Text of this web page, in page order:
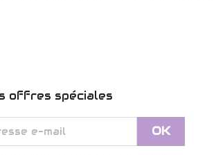
offres spéciales